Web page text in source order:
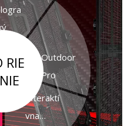
RIE
Outdoor
Pro
Interaktí
vna